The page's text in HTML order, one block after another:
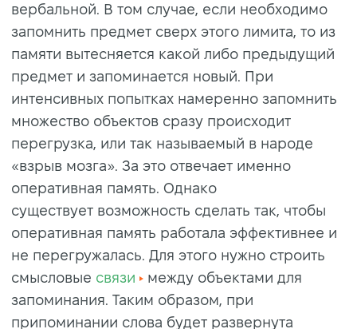
вербальной. В том случае, если необходимо
запомнить предмет сверх этого лимита, то из
памяти вытесняется какой либо предыдущий
предмет и запоминается новый. При
интенсивных попытках намеренно запомнить
множество объектов сразу происходит
перегрузка, или так называемый в народе
«взрыв мозга». За это отвечает именно
оперативная память. Однако
существует возможность сделать так, чтобы
оперативная память работала эффективнее и
не перегружалась. Для этого нужно строить
смысловые связи
между объектами для
запоминания. Таким образом, при
припоминании слова будет развернута